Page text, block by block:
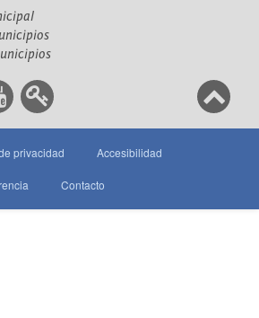
privacidad Accesibilidad
Contacto